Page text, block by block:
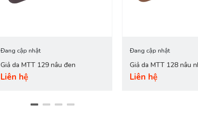
Đang cập nhật
Giả da MTT 129 nâu đen
Liên hệ
Đang cập nhật
Giả da MTT 128 nâu
Liên hệ